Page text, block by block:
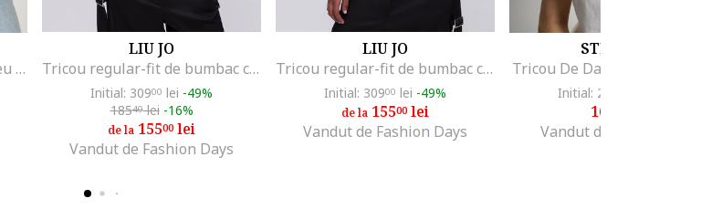
Tricou de bumbac cu decolteu rotund si logo, Alb/Argintiu
LIU JO
Tricou regular-fit de bumbac cu aplicatie din strasuri, Alb/Negru/Portocaliu mandarina
Initial: 30900 lei -49%
18540lei -16%
de la 15500lei
Vandut de Fashion Days
LIU JO
Tricou regular-fit de bumbac cu aplicatie din strasuri, Alb optic
Initial: 30900 lei -49%
de la 15500lei
Vandut de Fashion Days
STEFANEL
Tricou De Dama Alb
Initial: 275
165
Vandut de Unic Brands